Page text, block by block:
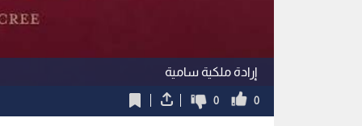
إرادة ملكية سامية
0
0